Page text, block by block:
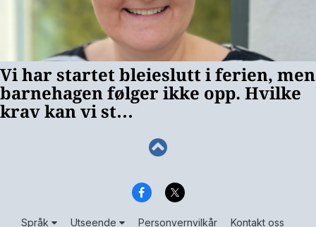
Språk Utseende Personvernvilkår Kontakt oss